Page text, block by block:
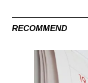
RECOMMEND